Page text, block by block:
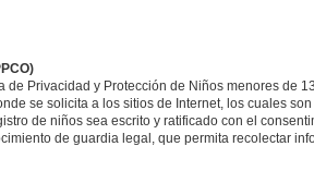
de Privacidad y Protección de Niños menores de
se solicita a los sitios de Internet, los cuales
de niños sea escrito y ratificado con el
de guardia legal, que permita recolectar